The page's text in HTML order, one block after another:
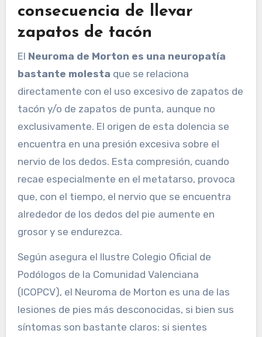
consecuencia de llevar
zapatos de tacón
El Neuroma de Morton es una neuropatía
bastante molesta que se relaciona
directamente con el uso excesivo de zapatos de
tacón y/o de zapatos de punta, aunque no
exclusivamente. El origen de esta dolencia se
encuentra en una presión excesiva sobre el
nervio de los dedos. Esta compresión, cuando
recae especialmente en el metatarso, provoca
que, con el tiempo, el nervio que se encuentra
alrededor de los dedos del pie aumente en
grosor y se endurezca.
Según asegura el Ilustre Colegio Oficial de
Podólogos de la Comunidad Valenciana
(ICOPCV), el Neuroma de Morton es una de las
lesiones de pies más desconocidas, si bien sus
síntomas son bastante claros: si sientes